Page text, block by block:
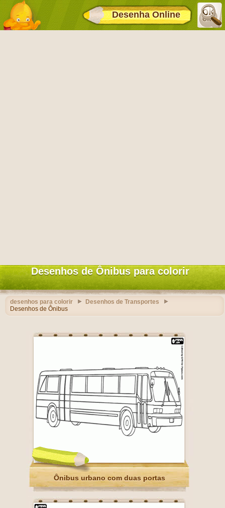
Desenha Online
Desenhos de Ônibus para colorir
desenhos para colorir
Desenhos de Transportes
Desenhos de Ônibus
Ônibus urbano com duas portas